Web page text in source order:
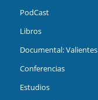
PodCast
Libros
Documental: Valientes
Conferencias
Estudios